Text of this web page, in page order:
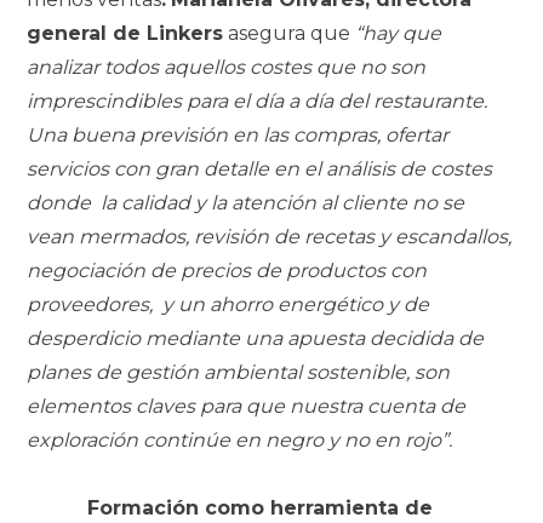
general de Linkers asegura que “hay que
analizar todos aquellos costes que no son
imprescindibles para el día a día del restaurante.
Una buena previsión en las compras, ofertar
servicios con gran detalle en el análisis de costes
donde la calidad y la atención al cliente no se
vean mermados, revisión de recetas y escandallos,
negociación de precios de productos con
proveedores, y un ahorro energético y de
desperdicio mediante una apuesta decidida de
planes de gestión ambiental sostenible, son
elementos claves para que nuestra cuenta de
exploración continúe en negro y no en rojo”.
Formación como herramienta de